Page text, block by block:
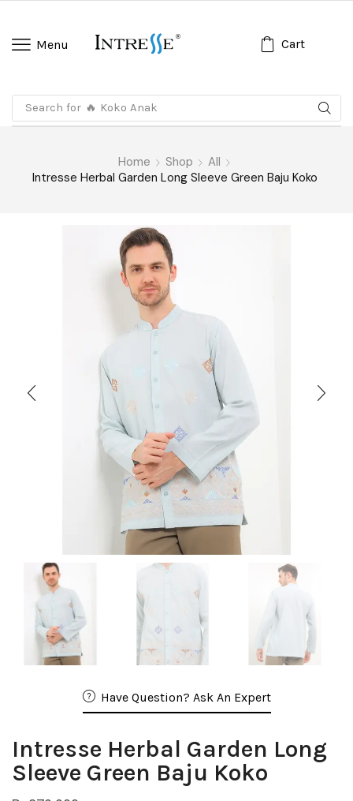
Menu Cart
Search for 🔥 Koko Anak
Home Shop
All
Intresse Herbal Garden Long Sleeve Green Baju Koko
Have Question? Ask An Expert
Intresse Herbal Garden Long
Sleeve Green Baju Koko